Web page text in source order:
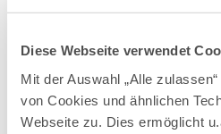
Diese Webseite verwendet
Mit der Auswahl „Alle
von Cookies und ähnlichen
Webseite zu. Dies ermöglicht
Ähnliche
RODELN
mehr